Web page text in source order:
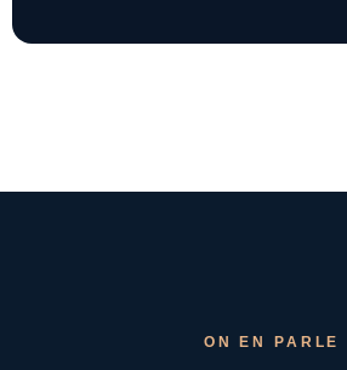
ON EN PARLE